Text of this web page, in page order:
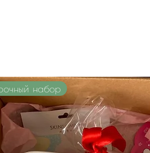
набор